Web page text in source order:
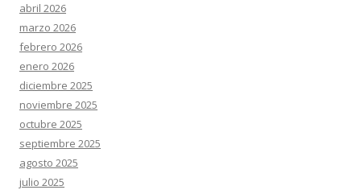
abril 2026
marzo 2026
febrero 2026
enero 2026
diciembre 2025
noviembre 2025
octubre 2025
septiembre 2025
agosto 2025
julio 2025